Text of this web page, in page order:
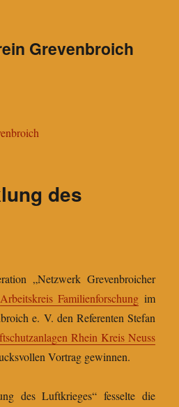
Grevenbroich
des
„Netzwerk Grevenbroicher
Arbeitskreis Familienforschung im
e. V. den Referenten Stefan
Rhein Kreis Neuss
Vortrag gewinnen.
des Luftkrieges“ fesselte die